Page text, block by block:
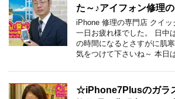
た～♪アイフォン修理
iPhone 修理の専門店 クイ
一日お疲れ様でした。 日中
の時間になるとさすがに肌
気をつけて下さいね～ 本日
☆iPhone7Plusのガラ